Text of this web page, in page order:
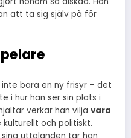
att ta sig själv på för
bara en ny frisyr – det
i hur han ser sin plats i
verkar han vilja vara
och politiskt.